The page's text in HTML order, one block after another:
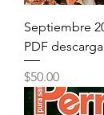
Septiembre
PDF descarga
Precio
$50.00